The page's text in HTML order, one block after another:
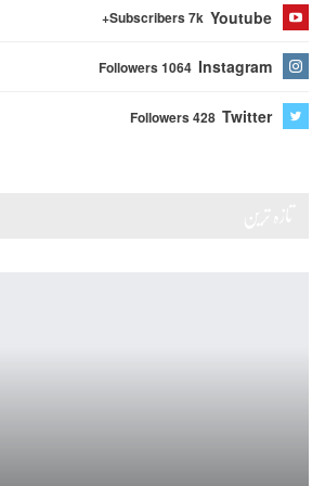
Youtube
Subscribers 7k+
Instagram
Followers 1064
Twitter
Followers 428